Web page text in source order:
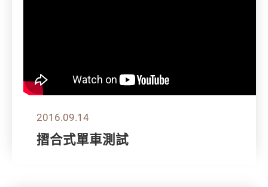
2016.09.14
摺合式單車測試